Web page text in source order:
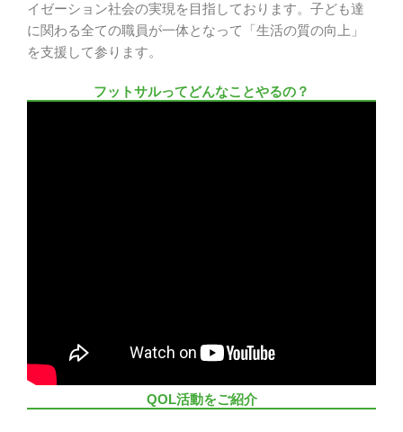
イゼーション社会の実現を目指しております。子ども達
に関わる全ての職員が一体となって「生活の質の向上」
を支援して参ります。
フットサルってどんなことやるの？
QOL活動をご紹介